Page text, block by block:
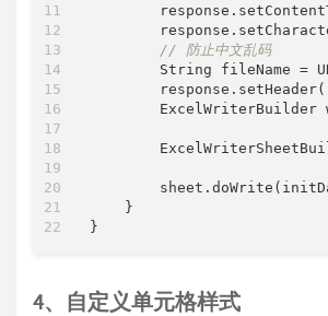
// 防止中文乱码
String fileName =
        response.setHeader(
ExcelWriterBuilder
    }
4、自定义单元格样式